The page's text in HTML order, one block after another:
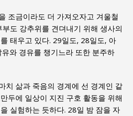
조금이라도 더 가져오자고 겨울철
도 강추위를 견뎌내기 위해 생사의
태우고 있다. 29일도, 28일도, 아
와 경유를 챙기느라 또한 분주하
치 삶과 죽음의 경계에 선 경계인 같
두에 일상이 지진 구호 활동을 위해
실험하는 듯하다. 28일 밤 잠을 자